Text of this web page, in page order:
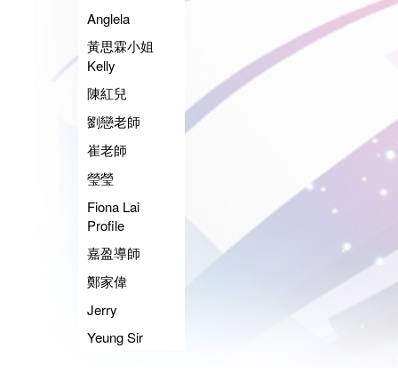
Anglela
黃思霖小姐
Kelly
陳紅兒
劉戀老師
崔老師
瑩瑩
Fiona Lai
Profile
嘉盈導師
鄭家偉
Jerry
Yeung Sir